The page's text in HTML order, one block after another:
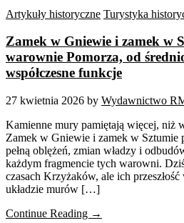
Artykuły historyczne Turystyka
Zamek w Gniewie i zamek w
warownie Pomorza, od
współczesne funkcje
27 kwietnia 2026 by Wydawnictwo
Kamienne mury pamiętają więcej, niż
Zamek w Gniewie i zamek w Sztumie
pełną oblężeń, zmian władzy i
każdym fragmencie tych warowni.
czasach Krzyżaków, ale ich
układzie murów […]
Continue Reading →